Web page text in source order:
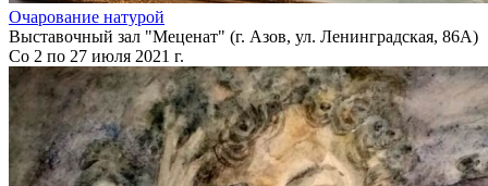
Очарование натурой
Выставочный зал "Меценат" (г. Азов, ул. Ленинградская, 86А)
Со 2 по 27 июля 2021 г.